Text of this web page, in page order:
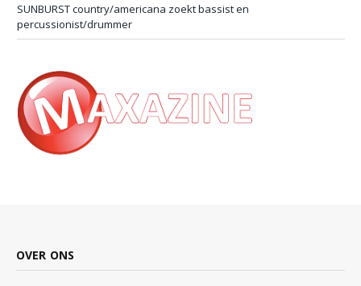
SUNBURST country/americana zoekt bassist en
percussionist/drummer
OVER ONS